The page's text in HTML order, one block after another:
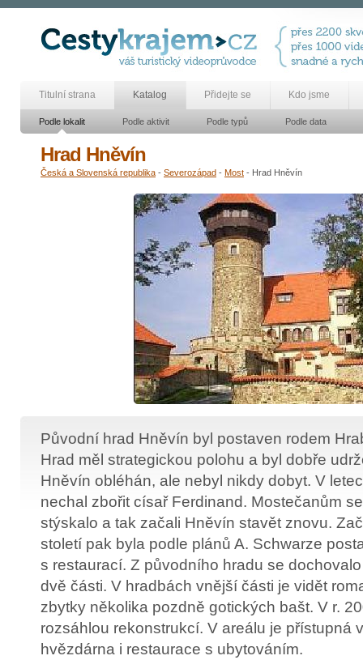
Titulní strana Katalog Přidejte se Kdo jsme
Podle lokalit Podle aktivit Podle typů Podle data
Hrad Hněvín
Česká a Slovenská republika - Severozápad - Most - Hrad Hněvín
Původní hrad Hněvín byl postaven rodem
Hrad měl strategickou polohu a byl dobře
Hněvín obléhán, ale nebyl nikdy dobyt. V
nechal zbořit císař Ferdinand. Mostečanům
stýskalo a tak začali Hněvín stavět znovu.
století pak byla podle plánů A. Schwarze
s restaurací. Z původního hradu se
dvě části. V hradbách vnější části je vidět
zbytky několika pozdně gotických bašt. V r.
rozsáhlou rekonstrukcí. V areálu je přístupná
hvězdárna i restaurace s ubytováním.